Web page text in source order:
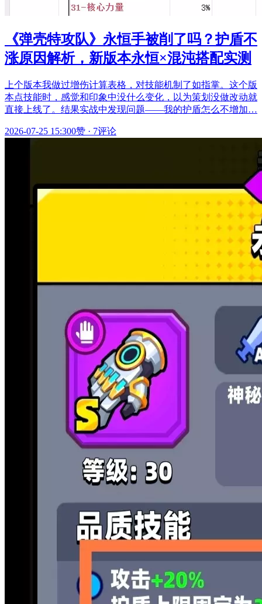
《弹壳特攻队》永恒手被削了吗？护盾不
涨原因解析，新版本永恒×混沌搭配实测
上个版本我做过增伤计算表格，对技能机制了如指掌。这个版
本点技能时，感觉和印象中没什么变化，以为策划没做改动就
直接上线了。结果实战中发现问题——我的护盾怎么不增加…
2026-07-25 15:300赞 · 7评论